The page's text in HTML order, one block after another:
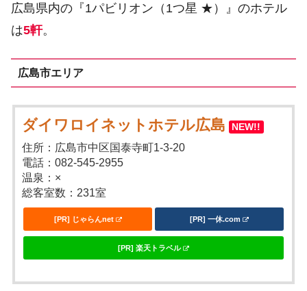
広島県内の『1パビリオン（1つ星 ★）』のホテル
は5軒。
広島市エリア
ダイワロイネットホテル広島 NEW!!
住所：広島市中区国泰寺町1-3-20
電話：082-545-2955
温泉：×
総客室数：231室
[PR] じゃらんnet [PR] 一休.com
[PR] 楽天トラベル